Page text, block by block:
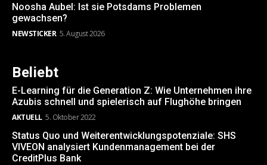
Noosha Aubel: Ist sie Potsdams Problemen
gewachsen?
NEWSTICKER 5. August 2026
Beliebt
E-Learning für die Generation Z: Wie Unternehmen ihre
Azubis schnell und spielerisch auf Flughöhe bringen
AKTUELL 5. Oktober 2022
Status Quo und Weiterentwicklungspotenziale: SHS
VIVEON analysiert Kundenmanagement bei der
CreditPlus Bank